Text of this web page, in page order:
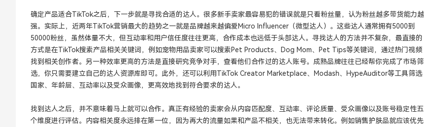
确定产品适合TikTok之后，下一步就是寻找合适的达人。很多新手卖家最容易犯的错误就是只看粉丝量，认为粉丝越多带货能力越
强。实际上，近两年TikTok营销最大的趋势之一就是品牌越来越偏爱Micro Influencer（微型达人）。这些达人通常拥有5000到
50000粉丝，虽然体量不大，但互动率和用户信任度往往更高，合作成本也远低于头部达人。寻找达人的方法并不复杂，最直接的
方式是在TikTok搜索产品相关关键词，例如宠物用品卖家可以搜索Pet Products、Dog Mom、Pet Tips等关键词，通过热门视频
找到相关创作者。另一种效率更高的方法是直接研究竞争对手，查看他们合作过的达人账号。成熟品牌往往已经帮你完成了市场筛
选，你只需要建立自己的达人资源库即可。此外，还可以利用TikTok Creator Marketplace、Modash、HypeAuditor等工具筛选
国家、年龄层、互动率以及受众画像，更高效地找到符合要求的达人。
找到达人之后，并不意味着马上就可以合作。真正有经验的卖家会从内容匹配度、互动率、评论质量、受众画像以及账号稳定性五
个维度进行评估。内容相关度永远排在第一位，因为再大的流量如果和产品不相关，也无法带来转化。例如销售护肤品就应该优先